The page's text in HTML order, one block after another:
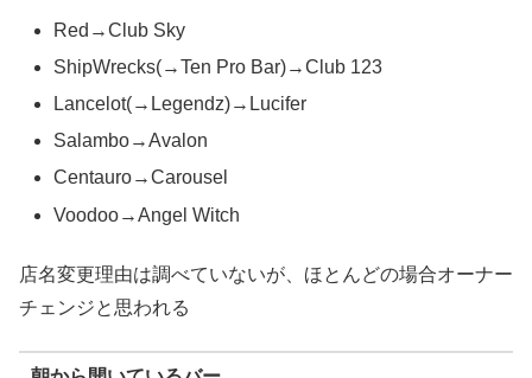
Red→Club Sky
ShipWrecks(→Ten Pro Bar)→Club 123
Lancelot(→Legendz)→Lucifer
Salambo→Avalon
Centauro→Carousel
Voodoo→Angel Witch
店名変更理由は調べていないが、ほとんどの場合オーナー
チェンジと思われる